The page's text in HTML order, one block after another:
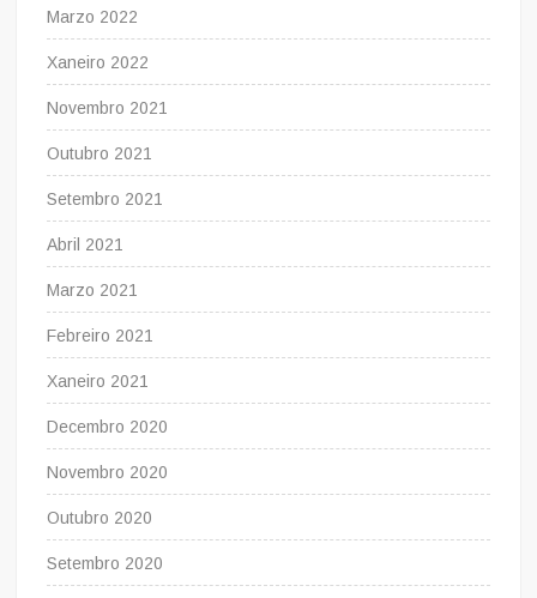
Marzo 2022
Xaneiro 2022
Novembro 2021
Outubro 2021
Setembro 2021
Abril 2021
Marzo 2021
Febreiro 2021
Xaneiro 2021
Decembro 2020
Novembro 2020
Outubro 2020
Setembro 2020